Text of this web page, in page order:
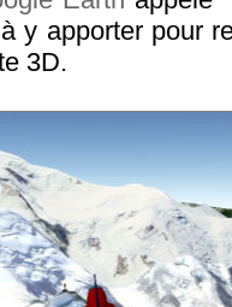
y apporter pour
3D.